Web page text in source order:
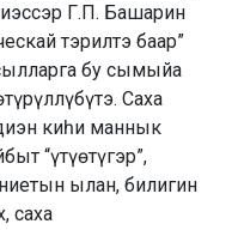
Г.П. Башарин
тэрилтэ баар”
бу сымыйа
Саха
киһи маннык
“үтүөтүгэр”,
ылан, билигин
саха